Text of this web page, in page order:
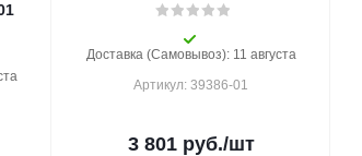
Доставка (Самовывоз): 11 августа
Артикул: 39386-01
3 801руб./шт